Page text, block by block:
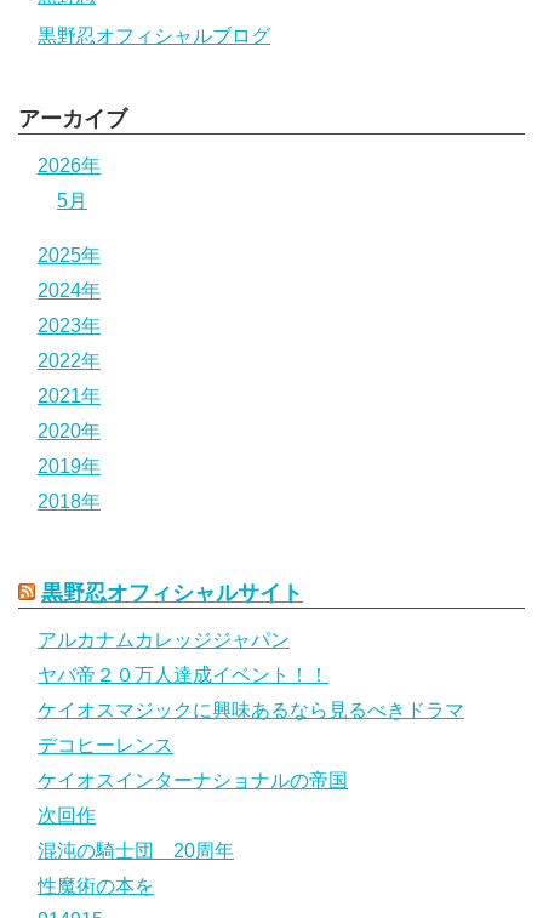
黒野忍オフィシャルブログ
アーカイブ
2026年
5月
2025年
2024年
2023年
2022年
2021年
2020年
2019年
2018年
黒野忍オフィシャルサイト
アルカナムカレッジジャパン
ヤバ帝２０万人達成イベント！！
ケイオスマジックに興味あるなら見るべきドラマ
デコヒーレンス
ケイオスインターナショナルの帝国
次回作
混沌の騎士団 20周年
性魔術の本を